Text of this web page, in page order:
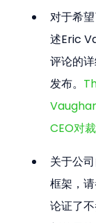
对于希
述Eric
评论的
发布。
CEO对
关于公
框架，
论证了